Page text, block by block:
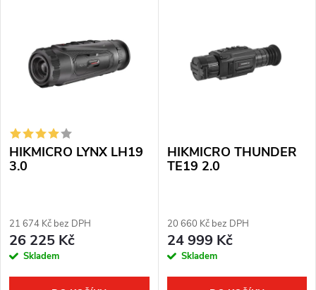
p
r
d
u
Abecedně
s
p
o
d
HIKMICRO LYNX LH19
3.0
21 674 Kč bez DPH
26 225 Kč
Skladem
HIKMICRO THUNDER
TE19 2.0
20 660 Kč bez DPH
24 999 Kč
Skladem